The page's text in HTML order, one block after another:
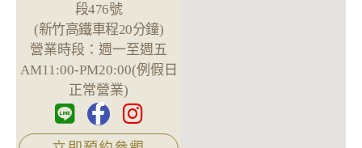
段476號
(新竹高鐵車程20分鐘)
營業時段： 週一至週五
AM11:00-PM20:00(例假日
正常營業)